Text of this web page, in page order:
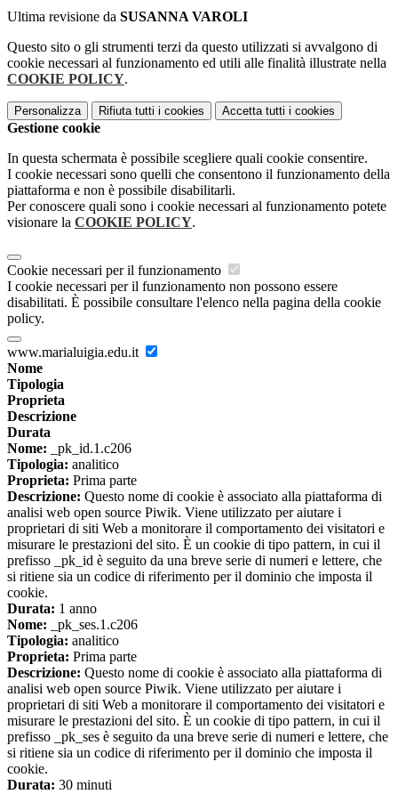
Ultima revisione da SUSANNA VAROLI
Questo sito o gli strumenti terzi da questo utilizzati si avvalgono di
cookie necessari al funzionamento ed utili alle finalità illustrate nella
COOKIE POLICY.
Personalizza Rifiuta tutti i cookies Accetta tutti i cookies
Gestione cookie
In questa schermata è possibile scegliere quali cookie consentire.
I cookie necessari sono quelli che consentono il funzionamento della
piattaforma e non è possibile disabilitarli.
Per conoscere quali sono i cookie necessari al funzionamento potete
visionare la COOKIE POLICY.
Cookie necessari per il funzionamento
I cookie necessari per il funzionamento non possono essere
disabilitati. È possibile consultare l'elenco nella pagina della cookie
policy.
www.marialuigia.edu.it
Nome
Tipologia
Proprieta
Descrizione
Durata
Nome: _pk_id.1.c206
Tipologia: analitico
Proprieta: Prima parte
Descrizione: Questo nome di cookie è associato alla piattaforma di
analisi web open source Piwik. Viene utilizzato per aiutare i
proprietari di siti Web a monitorare il comportamento dei visitatori e
misurare le prestazioni del sito. È un cookie di tipo pattern, in cui il
prefisso _pk_id è seguito da una breve serie di numeri e lettere, che
si ritiene sia un codice di riferimento per il dominio che imposta il
cookie.
Durata: 1 anno
Nome: _pk_ses.1.c206
Tipologia: analitico
Proprieta: Prima parte
Descrizione: Questo nome di cookie è associato alla piattaforma di
analisi web open source Piwik. Viene utilizzato per aiutare i
proprietari di siti Web a monitorare il comportamento dei visitatori e
misurare le prestazioni del sito. È un cookie di tipo pattern, in cui il
prefisso _pk_ses è seguito da una breve serie di numeri e lettere, che
si ritiene sia un codice di riferimento per il dominio che imposta il
cookie.
Durata: 30 minuti